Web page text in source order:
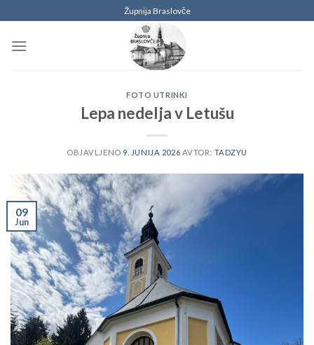
na
vsebino
Župnija Braslovče
FOTO UTRINKI
Lepa nedelja v Letušu
OBJAVLJENO 9. JUNIJA 2026 AVTOR: TADZYU
09
Jun